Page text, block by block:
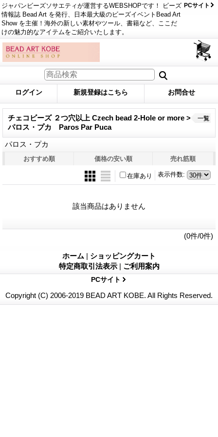
ジャパンビーズソサエティが運営するWEBSHOPです！ ビーズ
情報誌 Bead Art を発行、日本最大級のビーズイベントBead Art
Show を主催！海外の新しい素材やツール、書籍など、ここだ
けの魅力的なアイテムをご紹介いたします。
PCサイト
ログイン 新規登録はこちら お問合せ
チェコビーズ ２つ穴以上 Czech bead 2-Hole or more >
パロス・プカ Paros Par Puca
パロス・プカ
一覧
おすすめ順 価格の安い順 売れ筋順
表示件数:
在庫あり
該当商品はありません
(0件/0件)
ホーム | ショッピングカート
特定商取引法表示 | ご利用案内
PCサイト
Copyright (C) 2006-2019 BEAD ART KOBE. All Rights Reserved.